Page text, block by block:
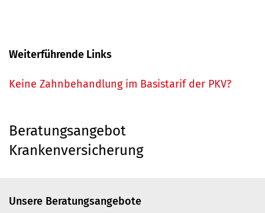
Weiterführende Links
Keine Zahnbehandlung im Basistarif der PKV?
Beratungsangebot
Krankenversicherung
Unsere Beratungsangebote